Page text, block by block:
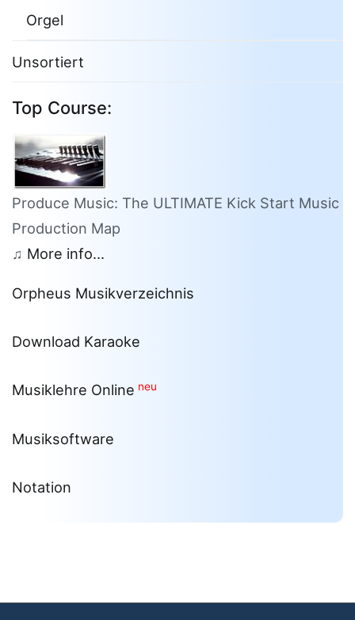
Orgel
Unsortiert
Top Course:
Produce Music: The ULTIMATE Kick Start Music
Production Map
♫ More info...
Orpheus Musikverzeichnis
Download Karaoke
Musiklehre Online neu
Musiksoftware
Notation